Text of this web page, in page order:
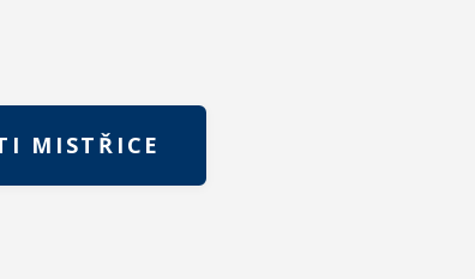
MISTŘICE